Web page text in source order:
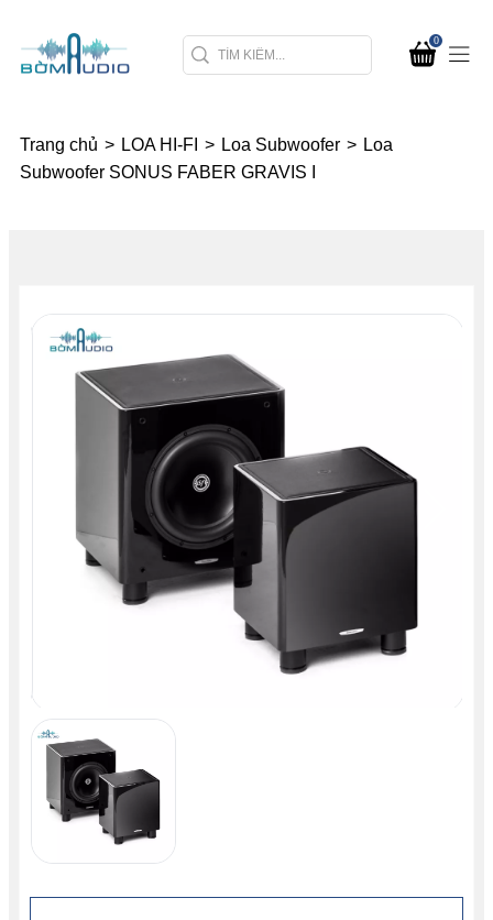
0
Trang chủ > LOA HI-FI > Loa Subwoofer > Loa
Subwoofer SONUS FABER GRAVIS I